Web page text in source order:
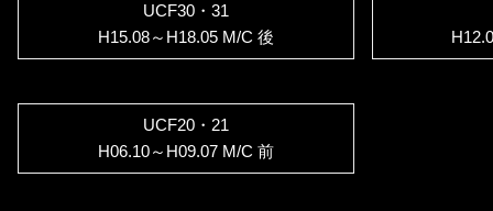
UCF30・31
H15.08～H18.05 M/C 後
UCF20・21
H06.10～H09.07 M/C 前